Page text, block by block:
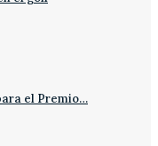
el Premio…